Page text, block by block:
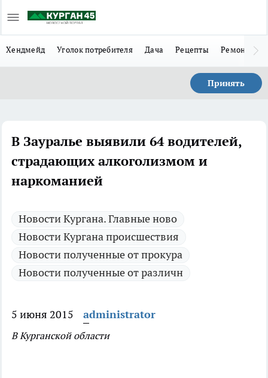
Хендмейд Уголок потребителя Дача Рецепты Ремонт
Принять
В Зауралье выявили 64 водителей,
страдающих алкоголизмом и
наркоманией
Новости Кургана. Главные ново
Новости Кургана происшествия
Новости полученные от прокура
Новости полученные от различн
5 июня 2015 administrator
В Курганской области